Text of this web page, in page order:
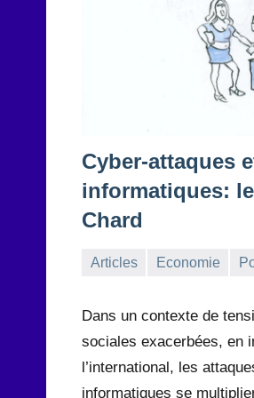
Cyber-attaques
informatiques:
Chard
Articles Economie
Dans un contexte de
sociales exacerbées, en
l’international, les
informatiques se